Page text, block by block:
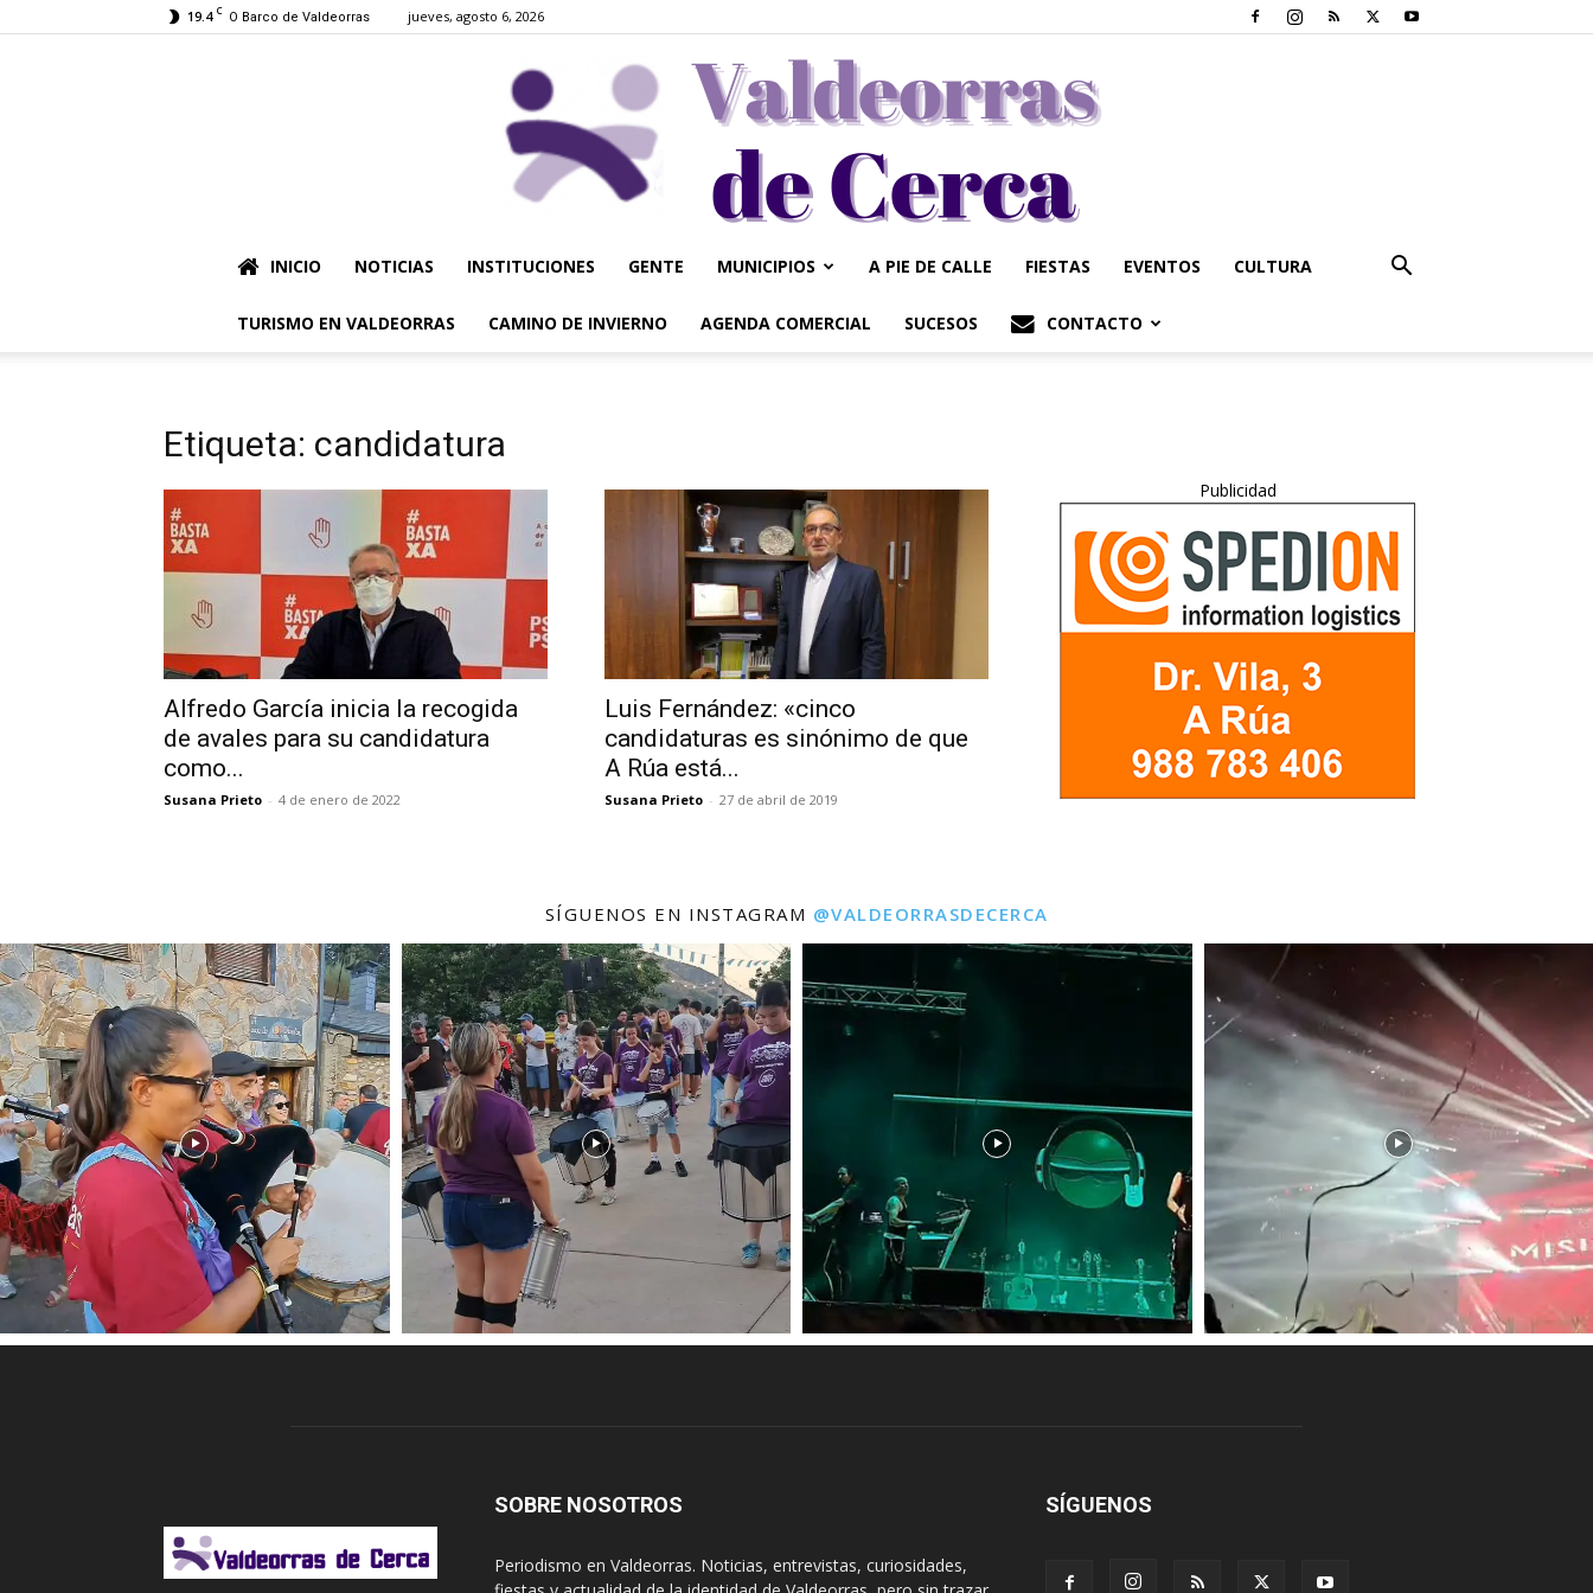
19.4 C O Barco de Valdeorras jueves, agosto 6, 2026
Valdeorrasdecerca
INICIO NOTICIAS INSTITUCIONES GENTE MUNICIPIOS A PIE DE CALLE FIESTAS EVENTOS CULTURA
TURISMO EN VALDEORRAS CAMINO DE INVIERNO AGENDA COMERCIAL SUCESOS CONTACTO
Etiqueta: candidatura
Alfredo García inicia la recogida
de avales para su candidatura
como...
Susana Prieto - 4 de enero de 2022
Luis Fernández: «cinco
candidaturas es sinónimo de que
A Rúa está...
Susana Prieto - 27 de abril de 2019
Publicidad
SÍGUENOS EN INSTAGRAM @VALDEORRASDECERCA
SOBRE NOSOTROS
Periodismo en Valdeorras. Noticias, entrevistas, curiosidades,
SÍGUENOS